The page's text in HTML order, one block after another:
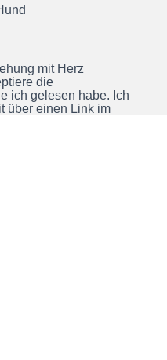
mit Herz
die
ich gelesen habe. Ich
über einen Link im